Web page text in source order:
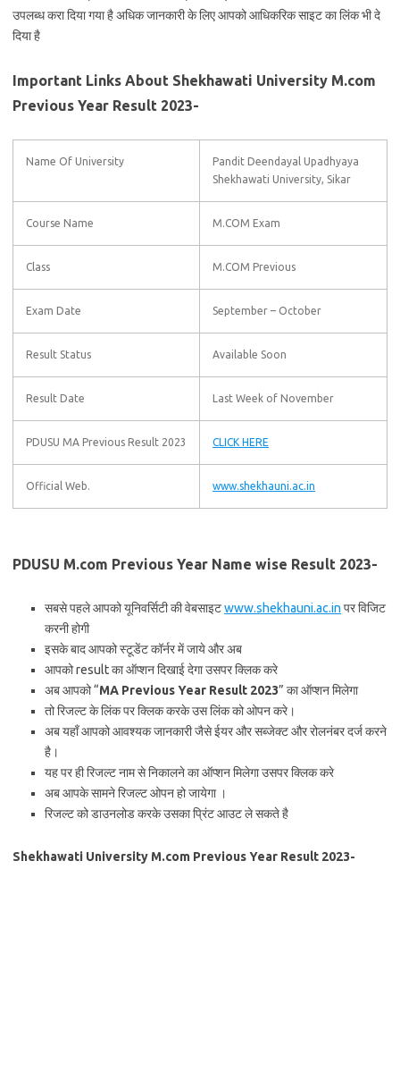
उपलब्ध करा दिया गया है अधिक जानकारी के लिए आपको आधिकरिक साइट का लिंक भी दे
दिया है
Important Links About Shekhawati University M.com
Previous Year Result 2023-
Name Of University
Pandit Deendayal Upadhyaya
Shekhawati University, Sikar
Course Name M.COM Exam
Class M.COM Previous
Exam Date September – October
Result Status Available Soon
Result Date Last Week of November
PDUSU MA Previous Result 2023 CLICK HERE
Official Web. www.shekhauni.ac.in
PDUSU M.com Previous Year Name wise Result 2023-
सबसे पहले आपको यूनिवर्सिटी की वेबसाइटwww.shekhauni.ac.in पर विजिट
करनी होगी
इसके बाद आपको स्टूडेंट कॉर्नर में जाये और अब
आपको result का ऑप्शन दिखाई देगा उसपर क्लिक करे
अब आपको “MA Previous Year Result 2023” का ऑप्शन मिलेगा
तो रिजल्ट के लिंक पर क्लिक करके उस लिंक को ओपन करे।
अब यहाँ आपको आवश्यक जानकारी जैसे ईयर और सब्जेक्ट और रोलनंबर दर्ज करने
है।
यह पर ही रिजल्ट नाम से निकालने का ऑप्शन मिलेगा उसपर क्लिक करे
अब आपके सामने रिजल्ट ओपन हो जायेगा ।
रिजल्ट को डाउनलोड करके उसका प्रिंट आउट ले सकते है
Shekhawati University M.com Previous Year Result 2023-